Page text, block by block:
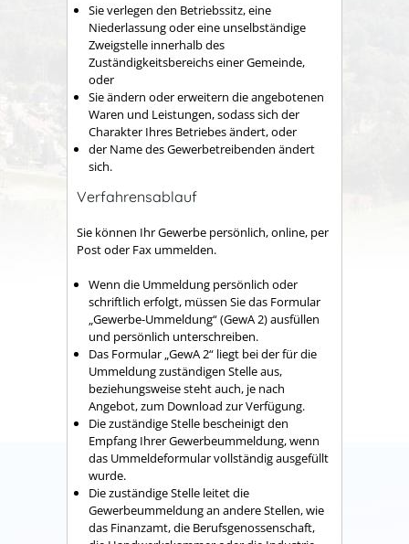
Sie verlegen den Betriebssitz, eine
Niederlassung oder eine unselbständige
Zweigstelle innerhalb des
Zuständigkeitsbereichs einer Gemeinde,
oder
Sie ändern oder erweitern die angebotenen
Waren und Leistungen, sodass sich der
Charakter Ihres Betriebes ändert, oder
der Name des Gewerbetreibenden ändert
sich.
Verfahrensablauf
Sie können Ihr Gewerbe persönlich, online, per
Post oder Fax ummelden.
Wenn die Ummeldung persönlich oder
schriftlich erfolgt, müssen Sie das Formular
„Gewerbe-Ummeldung“ (GewA 2) ausfüllen
und persönlich unterschreiben.
Das Formular „GewA 2“ liegt bei der für die
Ummeldung zuständigen Stelle aus,
beziehungsweise steht auch, je nach
Angebot, zum Download zur Verfügung.
Die zuständige Stelle bescheinigt den
Empfang Ihrer Gewerbeummeldung, wenn
das Ummeldeformular vollständig ausgefüllt
wurde.
Die zuständige Stelle leitet die
Gewerbeummeldung an andere Stellen, wie
das Finanzamt, die Berufsgenossenschaft,